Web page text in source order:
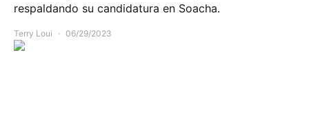
respaldando su candidatura en Soacha.
Terry Loui 06/29/2023